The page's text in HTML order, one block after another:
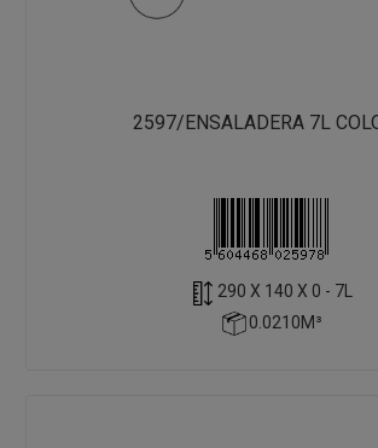
2597/ENSALADERA 7L
290 X 140 X 0 - 7L
0.0210M³